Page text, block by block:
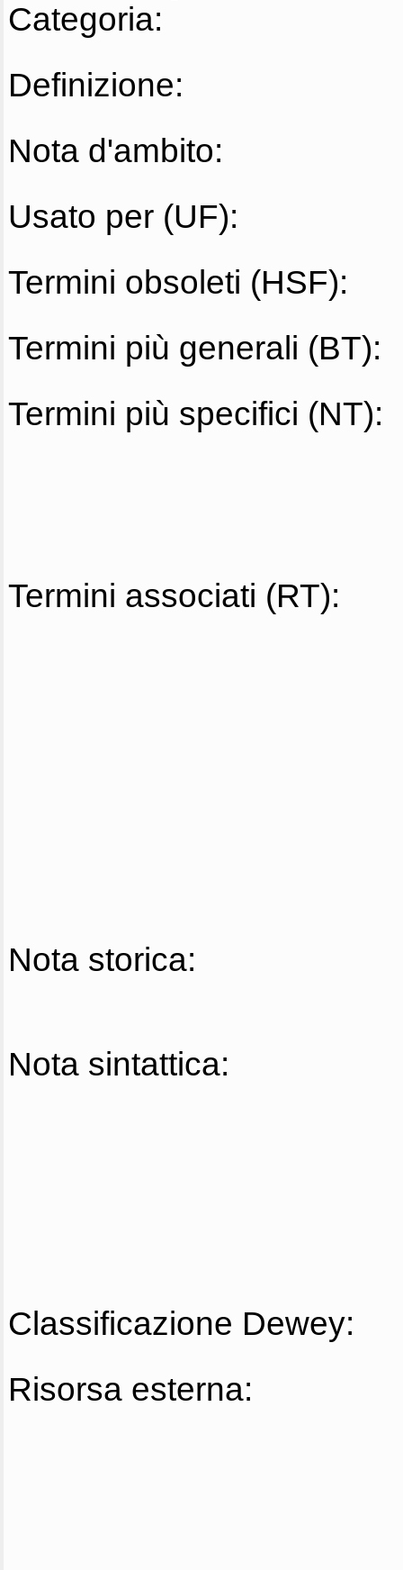
Categoria:
Definizione:
Nota d'ambito:
Usato per (UF):
Termini obsoleti (HSF):
Termini più generali (BT):
Termini più specifici (NT):
Termini associati (RT):
Nota storica:
Nota sintattica:
Classificazione Dewey:
Risorsa esterna: